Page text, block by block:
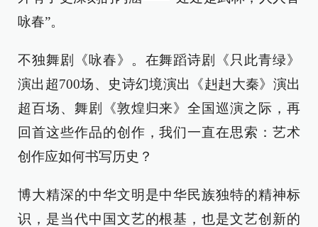
咏春”。
不独舞剧《咏春》。在舞蹈诗剧《只此青绿》
演出超700场、史诗幻境演出《赳赳大秦》演出
超百场、舞剧《敦煌归来》全国巡演之际，再
回首这些作品的创作，我们一直在思索：艺术
创作应如何书写历史？
博大精深的中华文明是中华民族独特的精神标
识，是当代中国文艺的根基，也是文艺创新的